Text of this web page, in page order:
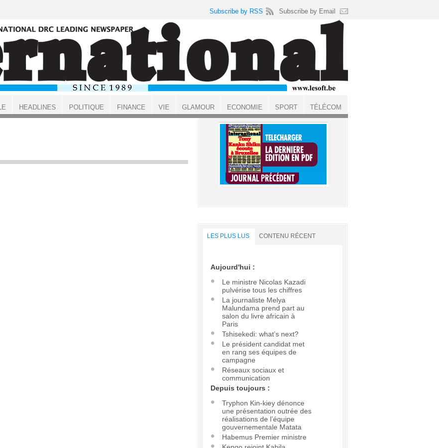
LES PLUS LUS CONTENU RÉCENT
Aujourd'hui :
Le ministre Nicolas Kazadi
pulvérise tous les chiffres
La journaliste Melya
Malundama prend part au
salon du livre africain à
Paris
Tshisekedi: what’s next?
Le président candidat met
en rang ses équipes de
campagne
Réseaux sociaux et
communication
Depuis toujours :
Tryphon Kin-kiey dénonce
une présentation outrée des
réalisations de l’équipe
gouvernementale Matata
Habemus Premier ministre
Subscribe by RSS Subscribe by Email
HEADLINES POLITIQUE FINANCE VIE GLAMOUR ECONOMIE SPORT TÉLÉCOM